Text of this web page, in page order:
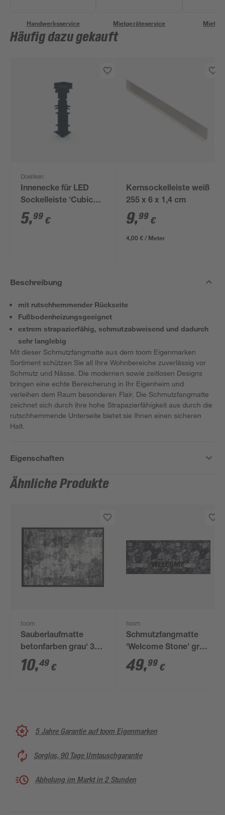
Handwerksservice Mietgeräteservice
Häufig dazu gekauft
Doellken
Innenecke für LED
Sockelleiste 'Cubica
LS 80' anthrazit
5,99 €
Kernsockelleiste weiß
255 x 6 x 1,4 cm
9,99 €
4,00 € / Meter
Beschreibung
mit rutschhemmender Rückseite
Fußbodenheizungsgeeignet
extrem strapazierfähig, schmutzabweisend und dadurch
sehr langlebig
Mit dieser Schmutzfangmatte aus dem toom Eigenmarken
Sortiment schützen Sie all Ihre Wohnbereiche zuverlässig vor
Schmutz und Nässe. Die modernen sowie zeitlosen Designs
bringen eine echte Bereicherung in Ihr Eigenheim und
verleihen dem Raum besonderen Flair. Die Schmutzfangmatte
zeichnet sich durch ihre hohe Strapazierfähigkeit aus durch die
rutschhemmende Unterseite bietet sie Ihnen einen sicheren
Halt.
Eigenschaften
Ähnliche Produkte
toom
Sauberlaufmatte
betonfarben grau' 39
x 58 cm
10,49 €
toom
Schmutzfangmatte
'Welcome Stone' grau
67 x 170 cm
49,99 €
5 Jahre Garantie auf toom Eigenmarken
Sorglos, 90 Tage Umtauschgarantie
Abholung im Markt in 2 Stunden